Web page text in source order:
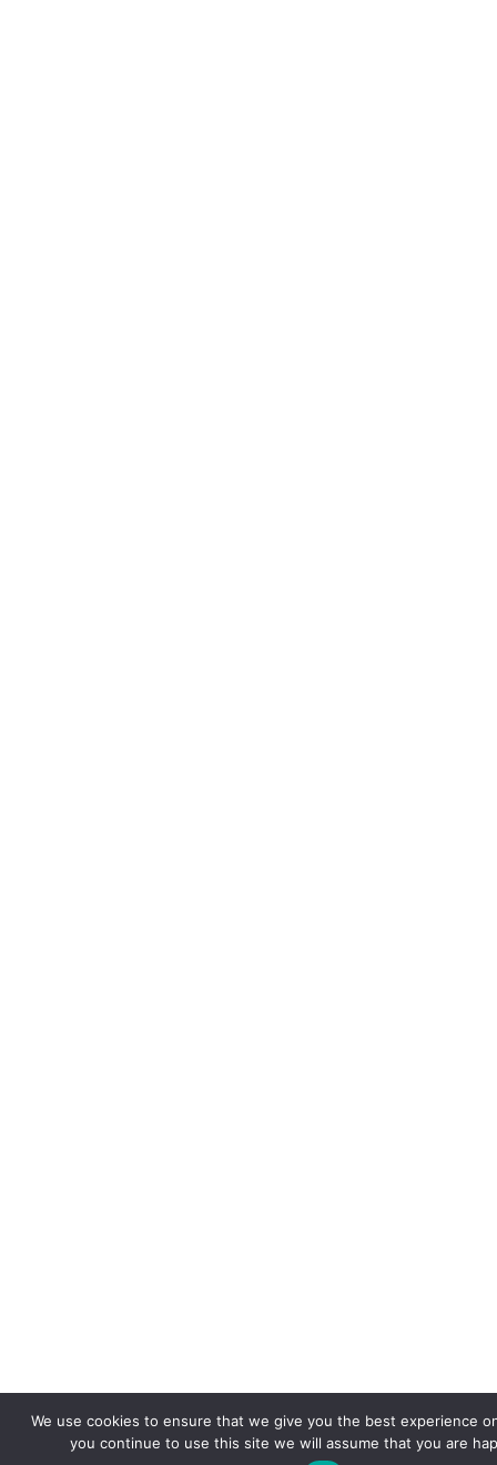
We use cookies to ensure that we give you the best experience
you continue to use this site we will assume that you are